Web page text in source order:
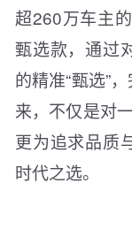
超260万车主
甄选款，通过
的精准“甄选”
来，不仅是对
更为追求品质
时代之选。